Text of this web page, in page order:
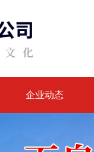
企业动态